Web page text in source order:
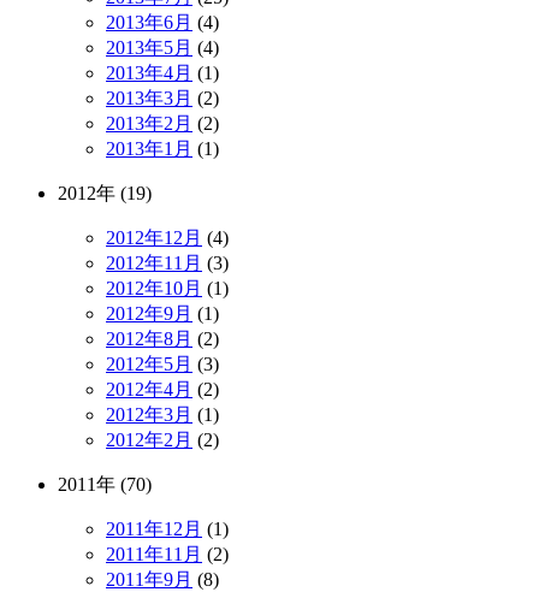
2013年6月 (4)
2013年5月 (4)
2013年4月 (1)
2013年3月 (2)
2013年2月 (2)
2013年1月 (1)
2012年 (19)
2012年12月 (4)
2012年11月 (3)
2012年10月 (1)
2012年9月 (1)
2012年8月 (2)
2012年5月 (3)
2012年4月 (2)
2012年3月 (1)
2012年2月 (2)
2011年 (70)
2011年12月 (1)
2011年11月 (2)
2011年9月 (8)